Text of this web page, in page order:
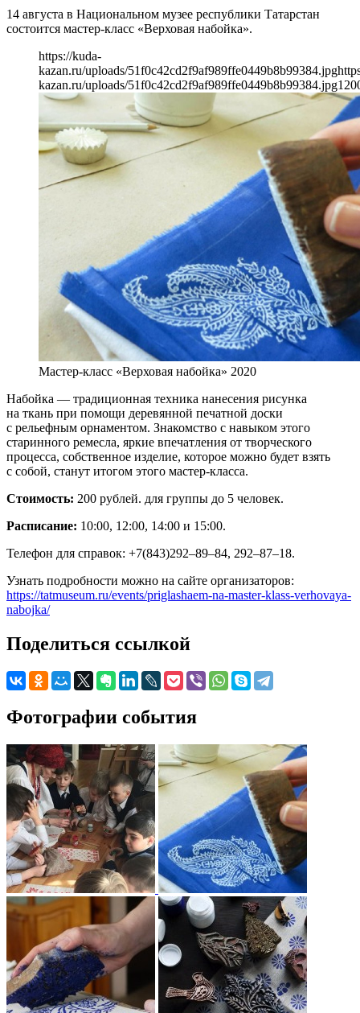
14 августа в Национальном музее республики Татарстан
состоится мастер-класс «Верховая набойка».
https://kuda-
kazan.ru/uploads/51f0c42cd2f9af989ffe0449b8b99384.jpg
kazan.ru/uploads/51f0c42cd2f9af989ffe0449b8b99384.jpg
Мастер-класс «Верховая набойка» 2020
Набойка — традиционная техника нанесения рисунка
на ткань при помощи деревянной печатной доски
с рельефным орнаментом. Знакомство с навыком этого
старинного ремесла, яркие впечатления от творческого
процесса, собственное изделие, которое можно будет взять
с собой, станут итогом этого мастер-класса.
Стоимость: 200 рублей. для группы до 5 человек.
Расписание: 10:00, 12:00, 14:00 и 15:00.
Телефон для справок: +7(843)292–89–84, 292–87–18.
Узнать подробности можно на сайте организаторов:
https://tatmuseum.ru/events/priglashaem-na-master-klass-verhovaya-
nabojka/
Поделиться ссылкой
Фотографии события